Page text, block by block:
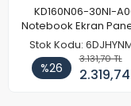
KD160N06-30NI-
Notebook Ekran
HD
Stok Kodu:
%26
3.131,70 TL